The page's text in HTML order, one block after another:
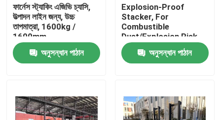
ভিডিও
ফার্নেস স্ট্যাকিং এজিভি চ্যাসি,
উত্পাদন লাইন জন্য, উচ্চ
তাপমাত্রা, 1600kg /
1600mm
অনুসন্ধান পাঠান
Explosion-Proof
Stacker, For
Combustible
Dust/Explosion Risk
Environment
অনুসন্ধান পাঠান